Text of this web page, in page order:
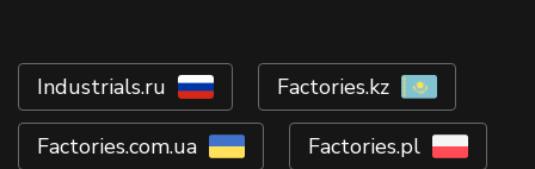
Industrials.ru Factories.kz
Factories.com.ua Factories.pl